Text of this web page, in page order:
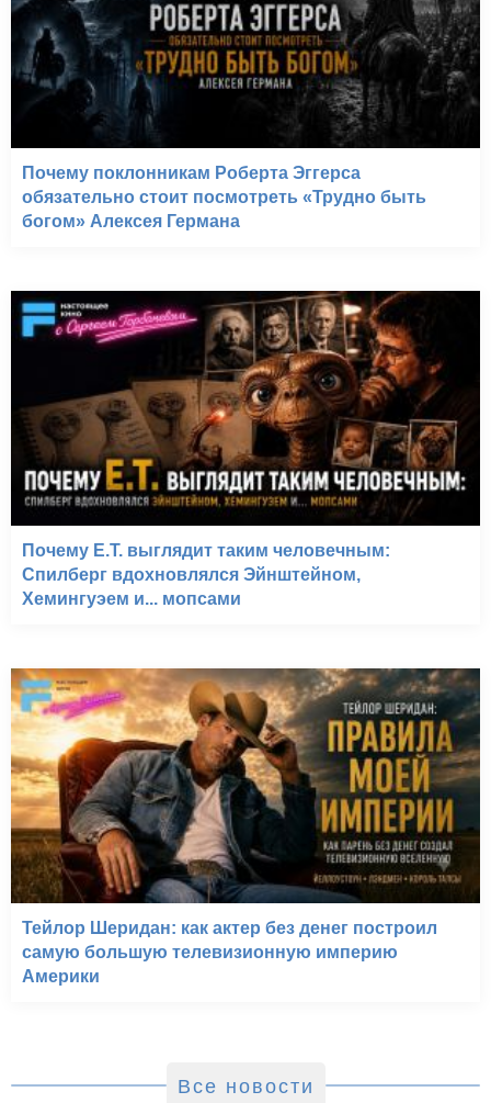
Почему поклонникам Роберта Эггерса
обязательно стоит посмотреть «Трудно быть
богом» Алексея Германа
Почему E.T. выглядит таким человечным:
Спилберг вдохновлялся Эйнштейном,
Хемингуэем и... мопсами
Тейлор Шеридан: как актер без денег построил
самую большую телевизионную империю
Америки
Все новости